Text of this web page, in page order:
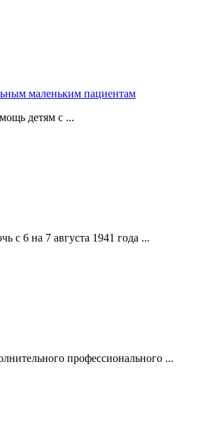
маленьким пациентам
детям с ...
с 6 на 7 августа 1941 года ...
профессионального ...